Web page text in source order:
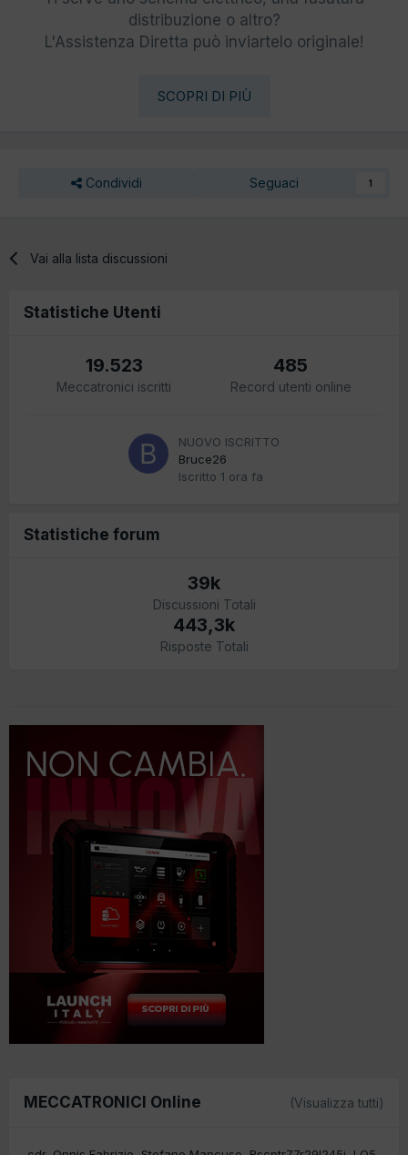
distribuzione o altro?
L'Assistenza Diretta può inviartelo originale!
SCOPRI DI PIÙ
Condividi Seguaci 1
Vai alla lista discussioni
Statistiche Utenti
19.523
Meccatronici iscritti
485
Record utenti online
NUOVO ISCRITTO
Bruce26
Iscritto 1 ora fa
Statistiche forum
39k
Discussioni Totali
443,3k
Risposte Totali
MECCATRONICI Online (Visualizza tutti)